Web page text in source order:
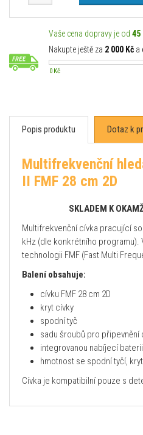
Vaše cena dopravy je od 45
Nakupte ještě za 2 000 Kč a
0 Kč
Popis produktu Dotaz k
Multifrekvenční
II FMF 28 cm 2D
SKLADEM K
Multifrekvenční cívka pracující
kHz (dle konkrétního programu).
technologii FMF (Fast Multi
Balení obsahuje:
cívku FMF 28 cm 2D
kryt cívky
spodní tyč
sadu šroubů pro připevnění
integrovanou nabíjecí baterii
hmotnost se spodní tyčí,
Cívka je kompatibilní pouze s